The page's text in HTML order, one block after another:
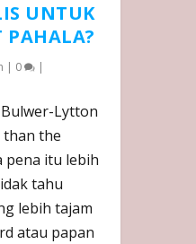
UNTUK
PAHALA?
| 0 |
Lytton
than the
pena itu lebih
tahu
lebih tajam
atau papan